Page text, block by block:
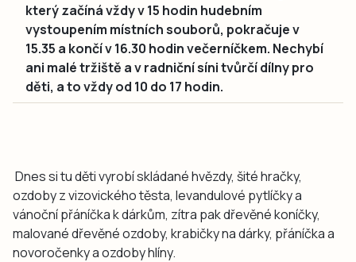
který začíná vždy v 15 hodin hudebním
vystoupením místních souborů, pokračuje v
15.35 a končí v 16.30 hodin večerníčkem. Nechybí
ani malé tržiště a v radniční síni tvůrčí dílny pro
děti, a to vždy od 10 do 17 hodin.
Dnes si tu děti vyrobí skládané hvězdy, šité hračky,
ozdoby z vizovického těsta, levandulové pytlíčky a
vánoční přáníčka k dárkům, zítra pak dřevěné koníčky,
malované dřevěné ozdoby, krabičky na dárky, přáníčka a
novoročenky a ozdoby hlíny.